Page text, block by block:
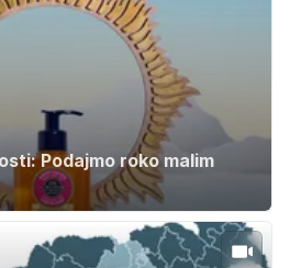
Podajmo roko malim